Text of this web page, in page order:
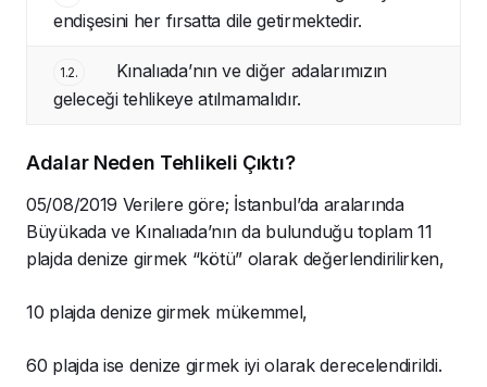
endişesini her fırsatta dile getirmektedir.
1.2.
Kınalıada’nın ve diğer adalarımızın
geleceği tehlikeye atılmamalıdır.
Adalar Neden Tehlikeli Çıktı?
05/08/2019 Verilere göre; İstanbul’da aralarında
Büyükada ve Kınalıada’nın da bulunduğu toplam 11
plajda denize girmek “kötü” olarak değerlendirilirken,
10 plajda denize girmek mükemmel,
60 plajda ise denize girmek iyi olarak derecelendirildi.